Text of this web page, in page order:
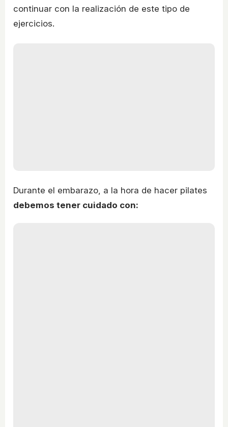
continuar con la realización de este tipo de
ejercicios.
Durante el embarazo, a la hora de hacer pilates
debemos tener cuidado con: